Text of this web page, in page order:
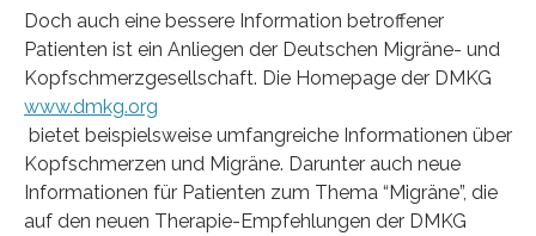
Doch auch eine bessere Information betroffener
Patienten ist ein Anliegen der Deutschen Migräne- und
Kopfschmerzgesellschaft. Die Homepage der DMKG
www.dmkg.org
bietet beispielsweise umfangreiche Informationen über
Kopfschmerzen und Migräne. Darunter auch neue
Informationen für Patienten zum Thema “Migräne”, die
auf den neuen Therapie-Empfehlungen der DMKG